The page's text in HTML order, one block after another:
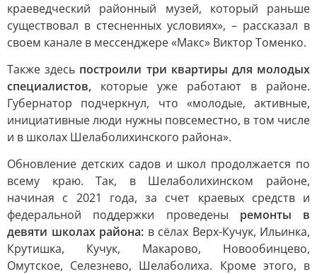
краеведческий районный музей, который раньше
существовал в стесненных условиях», – рассказал в
своем канале в мессенджере «Макс» Виктор Томенко.
Также здесь построили три квартиры для молодых
специалистов, которые уже работают в районе.
Губернатор подчеркнул, что «молодые, активные,
инициативные люди нужны повсеместно, в том числе
и в школах Шелаболихинского района».
Обновление детских садов и школ продолжается по
всему краю. Так, в Шелаболихинском районе,
начиная с 2021 года, за счет краевых средств и
федеральной поддержки проведены ремонты в
девяти школах района: в сёлах Верх-Кучук, Ильинка,
Крутишка, Кучук, Макарово, Новообинцево,
Омутское, Селезнево, Шелаболиха. Кроме этого, в